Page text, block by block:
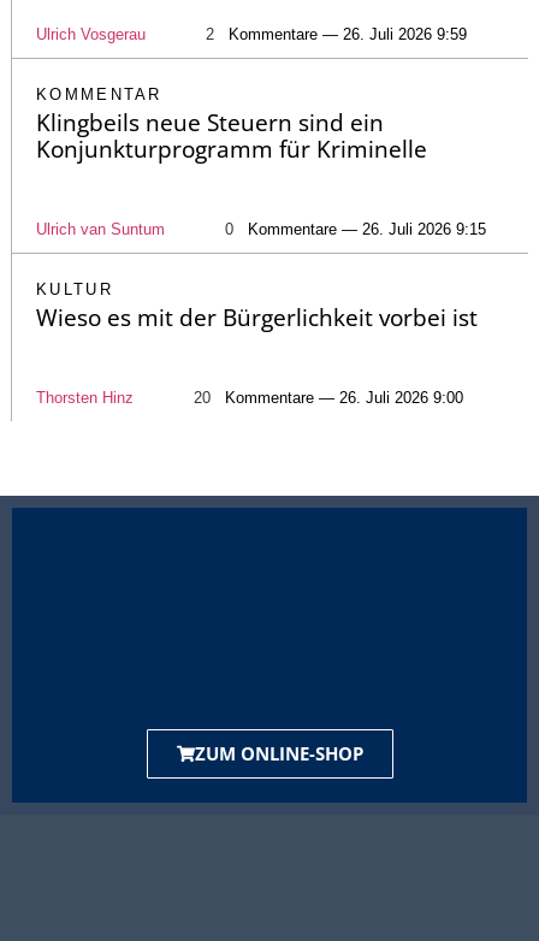
Ulrich Vosgerau 2 Kommentare — 26. Juli 2026 9:59
KOMMENTAR
Klingbeils neue Steuern sind ein
Konjunkturprogramm für Kriminelle
Ulrich van Suntum 0 Kommentare — 26. Juli 2026 9:15
KULTUR
Wieso es mit der Bürgerlichkeit vorbei ist
Thorsten Hinz 20 Kommentare — 26. Juli 2026 9:00
ZUM ONLINE-SHOP